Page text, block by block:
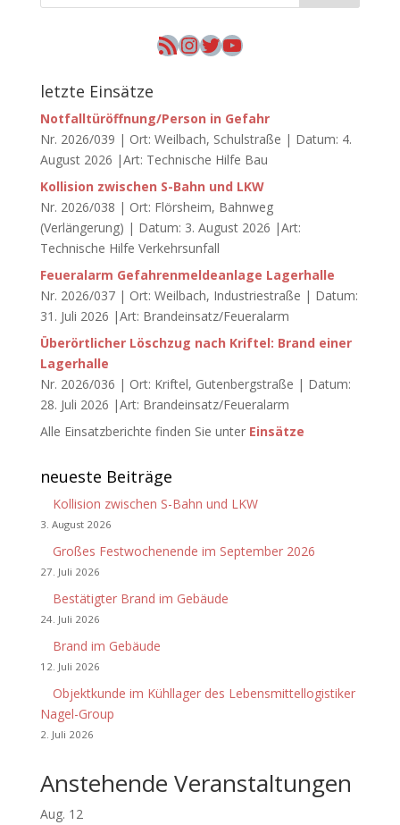
RSS-Feed
Instagram
Twitter
YouTube
letzte Einsätze
Notfalltüröffnung/Person in Gefahr
Nr. 2026/039 | Ort: Weilbach, Schulstraße | Datum: 4.
August 2026 |Art: Technische Hilfe Bau
Kollision zwischen S-Bahn und LKW
Nr. 2026/038 | Ort: Flörsheim, Bahnweg
(Verlängerung) | Datum: 3. August 2026 |Art:
Technische Hilfe Verkehrsunfall
Feueralarm Gefahrenmeldeanlage Lagerhalle
Nr. 2026/037 | Ort: Weilbach, Industriestraße | Datum:
31. Juli 2026 |Art: Brandeinsatz/Feueralarm
Überörtlicher Löschzug nach Kriftel: Brand einer
Lagerhalle
Nr. 2026/036 | Ort: Kriftel, Gutenbergstraße | Datum:
28. Juli 2026 |Art: Brandeinsatz/Feueralarm
Alle Einsatzberichte finden Sie unter Einsätze
neueste Beiträge
Kollision zwischen S-Bahn und LKW
3. August 2026
Großes Festwochenende im September 2026
27. Juli 2026
Bestätigter Brand im Gebäude
24. Juli 2026
Brand im Gebäude
12. Juli 2026
Objektkunde im Kühllager des Lebensmittellogistiker
Nagel-Group
2. Juli 2026
Anstehende Veranstaltungen
Aug. 12